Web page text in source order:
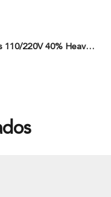
Soldador Inverter 200Amps 110/220V 40% Heavy Duty (Hd) Tkwi-200-C